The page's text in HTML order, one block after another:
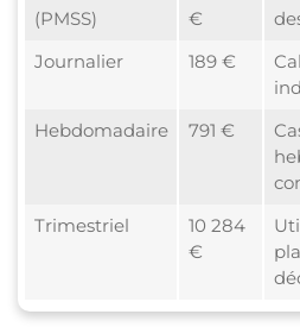
(PMSS)
€
Journalier
189 €
Hebdomadaire
791 €
Trimestriel
10 284
€